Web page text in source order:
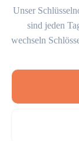
Unser
sind jeden
wechseln